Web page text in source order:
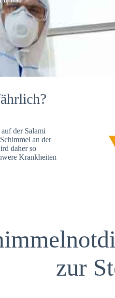
der Salami
an der
daher so
Krankheiten
zur